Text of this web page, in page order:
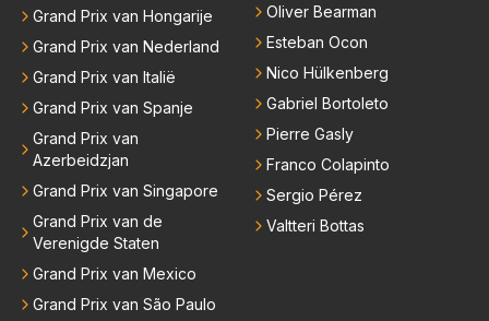
Grand Prix van Hongarije
Grand Prix van Nederland
Grand Prix van Italië
Grand Prix van Spanje
Grand Prix van
Azerbeidzjan
Grand Prix van Singapore
Grand Prix van de
Verenigde Staten
Grand Prix van Mexico
Grand Prix van São Paulo
Oliver Bearman
Esteban Ocon
Nico Hülkenberg
Gabriel Bortoleto
Pierre Gasly
Franco Colapinto
Sergio Pérez
Valtteri Bottas